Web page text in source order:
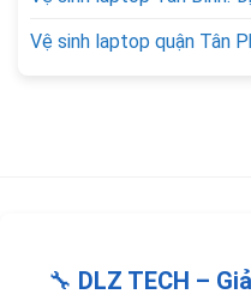
Vệ sinh laptop quận Tân
🔧 DLZ TECH –